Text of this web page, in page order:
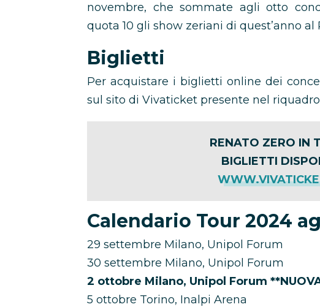
novembre, che sommate agli otto
quota 10 gli show zeriani di quest’anno al
Biglietti
Per acquistare i biglietti online dei
sul sito di Vivaticket presente nel
RENATO ZERO IN
BIGLIETTI
Calendario Tour 2024
29 settembre Milano, Unipol Forum
30 settembre Milano, Unipol Forum
2 ottobre Milano, Unipol Forum
5 ottobre Torino, Inalpi Arena